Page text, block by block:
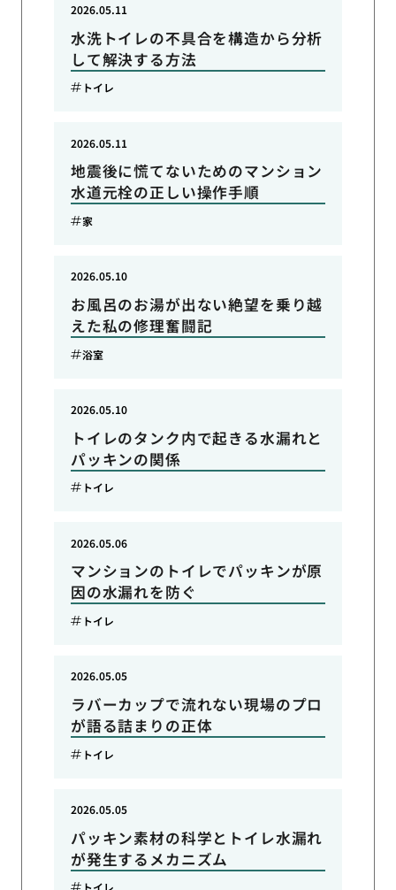
水洗トイレの不具合を構造から分析
して解決する方法
2026.05.11
トイレ
地震後に慌てないためのマンション
水道元栓の正しい操作手順
2026.05.11
家
お風呂のお湯が出ない絶望を乗り越
えた私の修理奮闘記
2026.05.10
浴室
トイレのタンク内で起きる水漏れと
パッキンの関係
2026.05.10
トイレ
マンションのトイレでパッキンが原
因の水漏れを防ぐ
2026.05.06
トイレ
ラバーカップで流れない現場のプロ
が語る詰まりの正体
2026.05.05
トイレ
パッキン素材の科学とトイレ水漏れ
が発生するメカニズム
2026.05.05